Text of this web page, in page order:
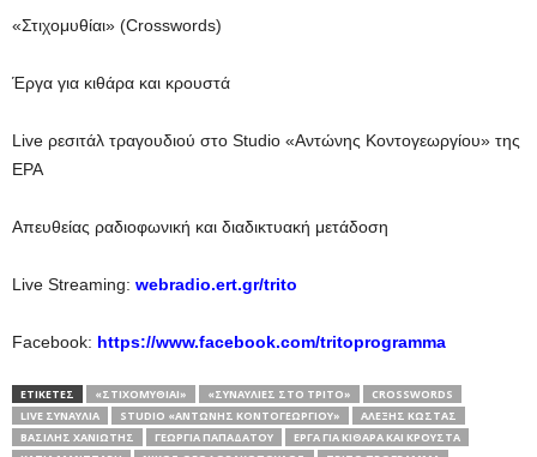
«Στιχομυθίαι» (Crosswords)
Έργα για κιθάρα και κρουστά
Live ρεσιτάλ τραγουδιού στο Studio «Αντώνης Κοντογεωργίου» της
ΕΡΑ
Απευθείας ραδιοφωνική και διαδικτυακή μετάδοση
Live Streaming: webradio.ert.gr/trito
Facebook: https://www.facebook.com/tritoprogramma
ΕΤΙΚΕΤΕΣ «ΣΤΙΧΟΜΥΘΊΑΙ» «ΣΥΝΑΥΛΊΕΣ ΣΤΟ ΤΡΊΤΟ»
CROSSWORDS
LIVE ΣΥΝΑΥΛΊΑ
STUDIO «ΑΝΤΏΝΗΣ ΚΟΝΤΟΓΕΩΡΓΊΟΥ»
ΑΛΈΞΗΣ ΚΏΣΤΑΣ
ΒΑΣΊΛΗΣ ΧΑΝΙΏΤΗΣ
ΓΕΩΡΓΊΑ ΠΑΠΑΔΆΤΟΥ
ΈΡΓΑ ΓΙΑ ΚΙΘΆΡΑ ΚΑΙ ΚΡΟΥΣΤΆ